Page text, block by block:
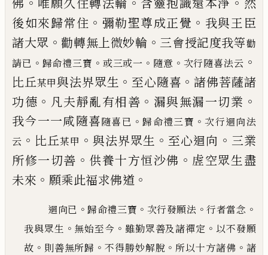
佛 唯願久住轉法輪 含靈抱識還本淨
然
後如來歸常住 。 彌勒聖尊成正覺 。 我與王臣
諸大眾 。勸轉無上微妙輪 。 三會授記度我等勸
請已 。 歸命禮三寶 。 或三或一 。 隨意 。 次行隨喜法云 。
比丘某甲與法界眾生 。 至心隨喜 。諸佛菩薩諸
功德 。 凡夫靜亂有相善 。 漏與無漏一切業 。
我今一一咸隨喜隨喜已 。歸命禮三寶 。次行迴向法
云 。 比丘某甲 。與法界眾生 。 至心迴向 。 三業
所修一切善 。 供養十方恒沙佛 。 虗空眾生盡
未來 。 願乘此福求佛道 。
迴向已 。歸命禮三寶 。 次行發願法 。行者當念 。
我與眾生 。 無始至今 。 雖勤眾善及諸禪定 。 以不發願
故 。 則善無所歸 。不得勝妙解脫 。 所以十方諸佛 。 諸